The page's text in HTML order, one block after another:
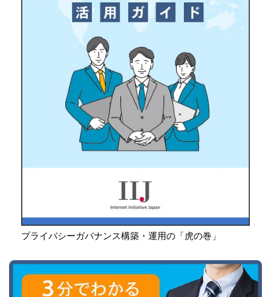
プライバシーガバナンス構築・運用の「虎の巻」